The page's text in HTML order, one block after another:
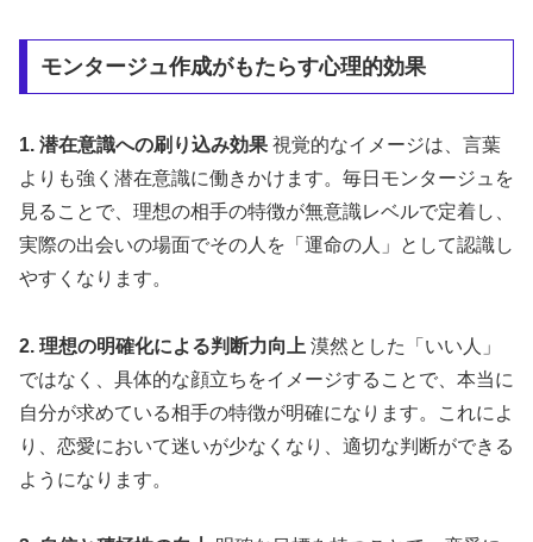
モンタージュ作成がもたらす心理的効果
1. 潜在意識への刷り込み効果 視覚的なイメージは、言葉
よりも強く潜在意識に働きかけます。毎日モンタージュを
見ることで、理想の相手の特徴が無意識レベルで定着し、
実際の出会いの場面でその人を「運命の人」として認識し
やすくなります。
2. 理想の明確化による判断力向上 漠然とした「いい人」
ではなく、具体的な顔立ちをイメージすることで、本当に
自分が求めている相手の特徴が明確になります。これによ
り、恋愛において迷いが少なくなり、適切な判断ができる
ようになります。